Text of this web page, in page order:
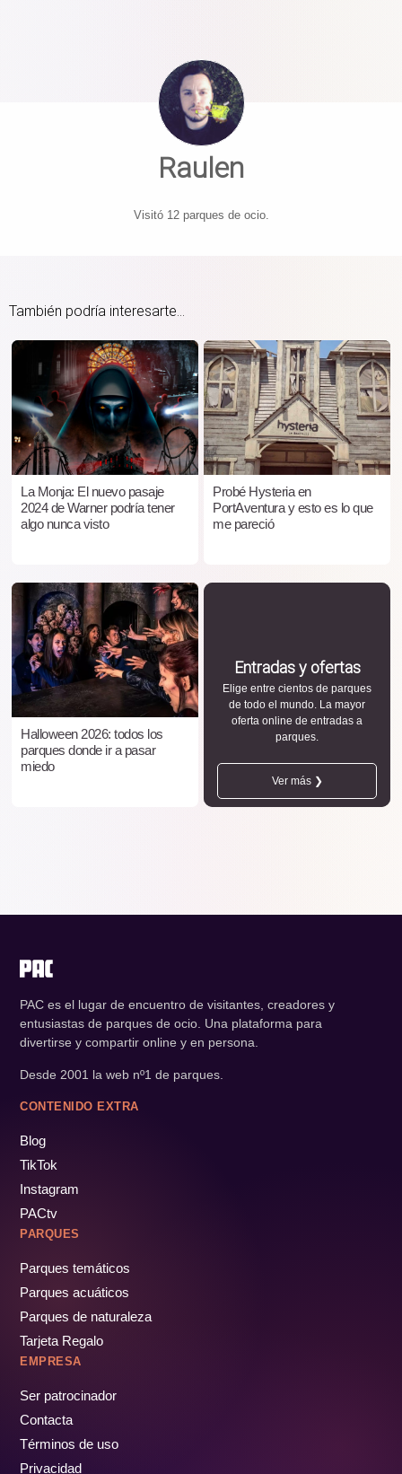
Raulen
Visitó 12 parques de ocio.
También podría interesarte...
La Monja: El nuevo pasaje
2024 de Warner podría tener
algo nunca visto
Probé Hysteria en
PortAventura y esto es lo que
me pareció
Halloween 2026: todos los
parques donde ir a pasar
miedo
Entradas y ofertas
Elige entre cientos de parques
de todo el mundo. La mayor
oferta online de entradas a
parques.
Ver más ❯
PAC es el lugar de encuentro de visitantes, creadores y
entusiastas de parques de ocio. Una plataforma para
divertirse y compartir online y en persona.
Desde 2001 la web nº1 de parques.
CONTENIDO EXTRA
Blog
TikTok
Instagram
PACtv
PARQUES
Parques temáticos
Parques acuáticos
Parques de naturaleza
Tarjeta Regalo
EMPRESA
Ser patrocinador
Contacta
Términos de uso
Privacidad